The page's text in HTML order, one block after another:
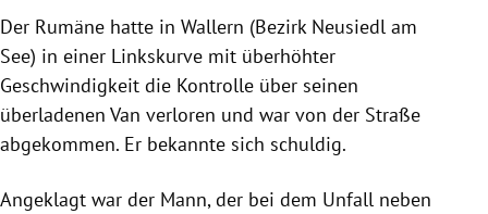
Der Rumäne hatte in Wallern (Bezirk Neusiedl am
See) in einer Linkskurve mit überhöhter
Geschwindigkeit die Kontrolle über seinen
überladenen Van verloren und war von der Straße
abgekommen. Er bekannte sich schuldig.
Angeklagt war der Mann, der bei dem Unfall neben